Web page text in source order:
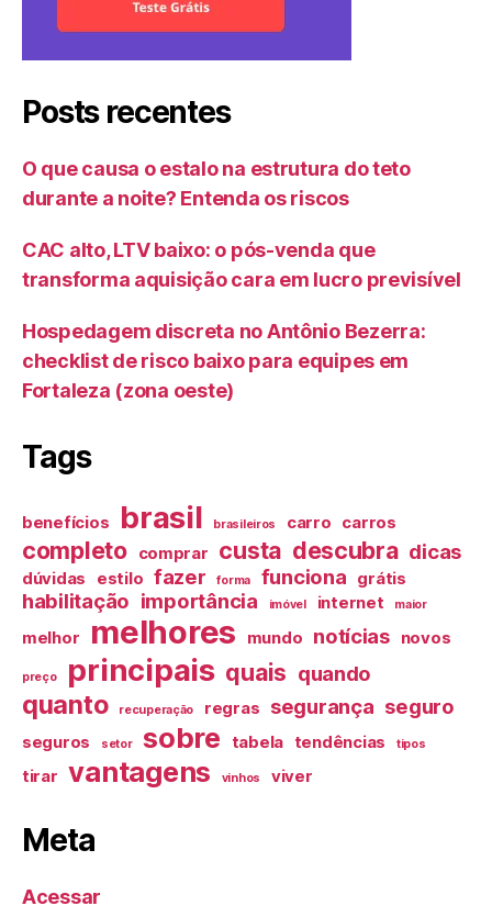
Posts recentes
O que causa o estalo na estrutura do teto
durante a noite? Entenda os riscos
CAC alto, LTV baixo: o pós-venda que
transforma aquisição cara em lucro previsível
Hospedagem discreta no Antônio Bezerra:
checklist de risco baixo para equipes em
Fortaleza (zona oeste)
Tags
benefícios brasil brasileiros carro carros
completo comprar custa descubra dicas
dúvidas estilo fazer forma funciona grátis
habilitação importância imóvel internet maior
melhor melhores mundo notícias novos
preço principais quais quando
quanto recuperação regras segurança seguro
seguros setor sobre tabela tendências tipos
tirar vantagens vinhos viver
Meta
Acessar